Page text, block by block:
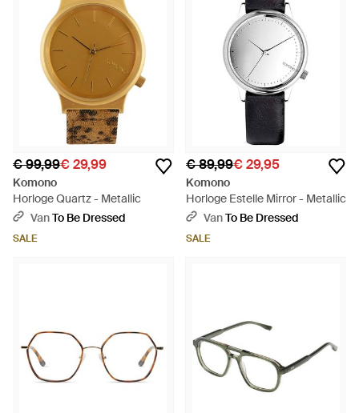
€ 99,99€ 29,99
Komono
Horloge Quartz - Metallic
VanTo Be Dressed
SALE
€ 89,99€ 29,95
Komono
Horloge Estelle Mirror - Metallic
VanTo Be Dressed
SALE